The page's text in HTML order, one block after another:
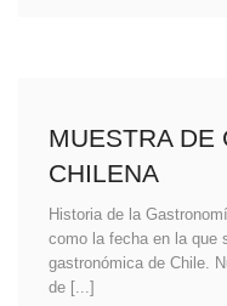
MUESTRA DE
CHILENA
Historia de la
como la fecha en la que
gastronómica de Chile.
de [...]